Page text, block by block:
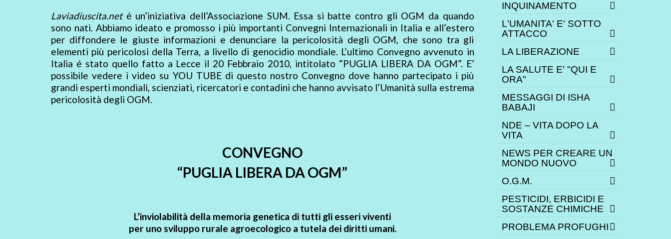
Laviadiuscita.neté un’iniziativa dell’Associazione SUM. Essa si batte contro gli OGM da quando
sono nati. Abbiamo ideato e promosso i più importanti Convegni Internazionali in Italia e all’estero
per diffondere le giuste informazioni e denunciare la pericolosità degli OGM, che sono tra gli
elementi più pericolosi della Terra, a livello di genocidio mondiale. L’ultimo Convegno avvenuto in
Italia é stato quello fatto a Lecce il 20 Febbraio 2010, intitolato “PUGLIA LIBERA DA OGM”. E’
possibile vedere i video su YOU TUBE di questo nostro Convegno dove hanno partecipato i più
grandi esperti mondiali, scienziati, ricercatori e contadini che hanno avvisato l’Umanità sulla estrema
pericolosità degli OGM.
CONVEGNO
“PUGLIA LIBERA DA OGM”
L’inviolabilità della memoria genetica di tutti gli esseri viventi
per uno sviluppo rurale agroecologico a tutela dei diritti umani.
INQUINAMENTO
L'UMANITA' E' SOTTO
ATTACCO
LA LIBERAZIONE
LA SALUTE E' "QUI E
ORA"
MESSAGGI DI ISHA
BABAJI
NDE – VITA DOPO LA
VITA
NEWS PER CREARE UN
MONDO NUOVO
O.G.M.
PESTICIDI, ERBICIDI E
SOSTANZE CHIMICHE
PROBLEMA PROFUGHI